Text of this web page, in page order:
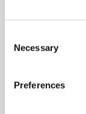
Selection
Necessary
Preferences